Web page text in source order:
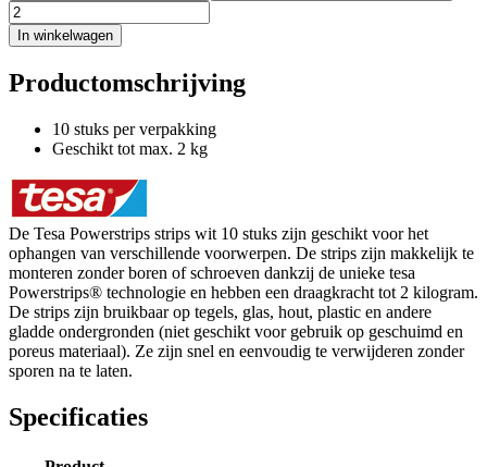
In winkelwagen
Productomschrijving
10 stuks per verpakking
Geschikt tot max. 2 kg
De Tesa Powerstrips strips wit 10 stuks zijn geschikt voor het
ophangen van verschillende voorwerpen. De strips zijn makkelijk te
monteren zonder boren of schroeven dankzij de unieke tesa
Powerstrips® technologie en hebben een draagkracht tot 2 kilogram.
De strips zijn bruikbaar op tegels, glas, hout, plastic en andere
gladde ondergronden (niet geschikt voor gebruik op geschuimd en
poreus materiaal). Ze zijn snel en eenvoudig te verwijderen zonder
sporen na te laten.
Specificaties